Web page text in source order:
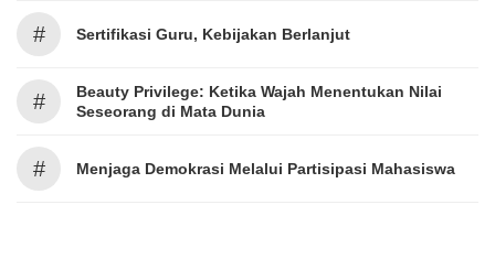
# Sertifikasi Guru, Kebijakan Berlanjut
#
Beauty Privilege: Ketika Wajah Menentukan Nilai
Seseorang di Mata Dunia
# Menjaga Demokrasi Melalui Partisipasi Mahasiswa